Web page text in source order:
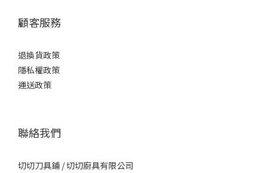
顧客服務
退換貨政策
隱私權政策
運送政策
聯絡我們
切切刀具鋪 / 切切廚具有限公司